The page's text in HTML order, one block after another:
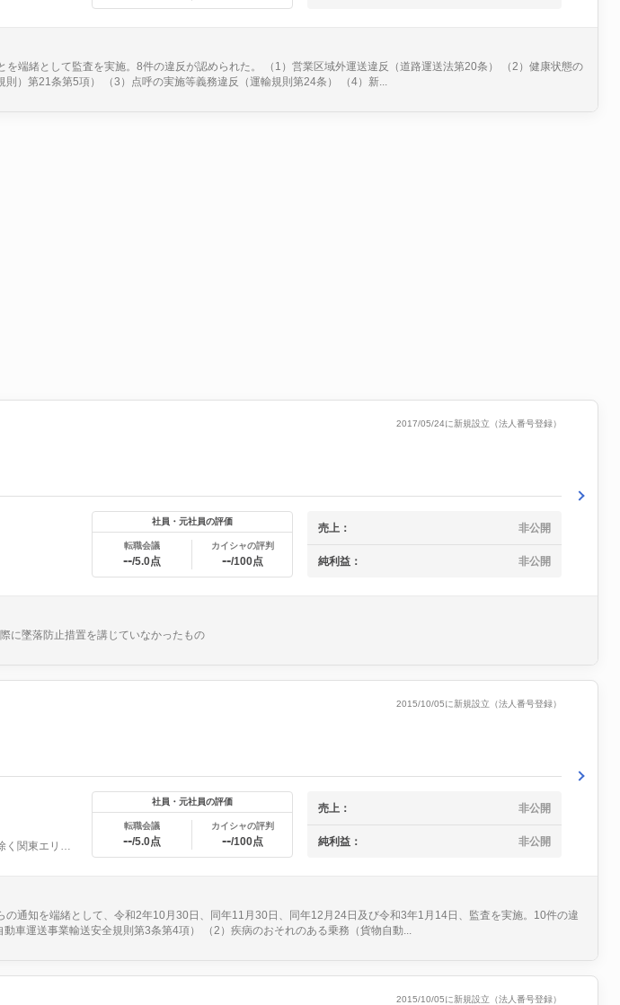
端緒として監査を実施。8件の違反が認められた。 （1）営業区域外運送違反（道路運送法第20条） （2）健康状態の
）第21条第5項） （3）点呼の実施等義務違反（運輸規則第24条） （4）新...
2017/05/24に新規設立（法人番号登録）
社員・元社員の評価
転職会議
--/5.0点
カイシャの評判
--/100点
売上： 非公開
純利益： 非公開
に墜落防止措置を講じていなかったもの
2015/10/05に新規設立（法人番号登録）
食品（菓子）のセンター配送東京・神奈川を除く関東エリアを中...
社員・元社員の評価
転職会議
--/5.0点
カイシャの評判
--/100点
売上： 非公開
純利益： 非公開
通知を端緒として、令和2年10月30日、同年11月30日、同年12月24日及び令和3年1月14日、監査を実施。10件の違
車運送事業輸送安全規則第3条第4項） （2）疾病のおそれのある乗務（貨物自動...
2015/10/05に新規設立（法人番号登録）